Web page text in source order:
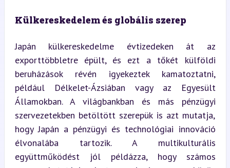
Külkereskedelem és globális szerep
Japán külkereskedelme évtizedeken át az
exporttöbbletre épült, és ezt a tőkét külföldi
beruházások révén igyekeztek kamatoztatni,
például Délkelet-Ázsiában vagy az Egyesült
Államokban. A világbankban és más pénzügyi
szervezetekben betöltött szerepük is azt mutatja,
hogy Japán a pénzügyi és technológiai innováció
élvonalába tartozik. A multikulturális
együttműködést jól példázza, hogy számos